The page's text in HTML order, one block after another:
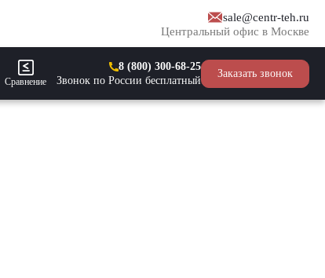
sale@centr-teh.ru
Центральный офис в Москве
Сравнение
8 (800) 300-68-25
Звонок по России бесплатный
Заказать звонок